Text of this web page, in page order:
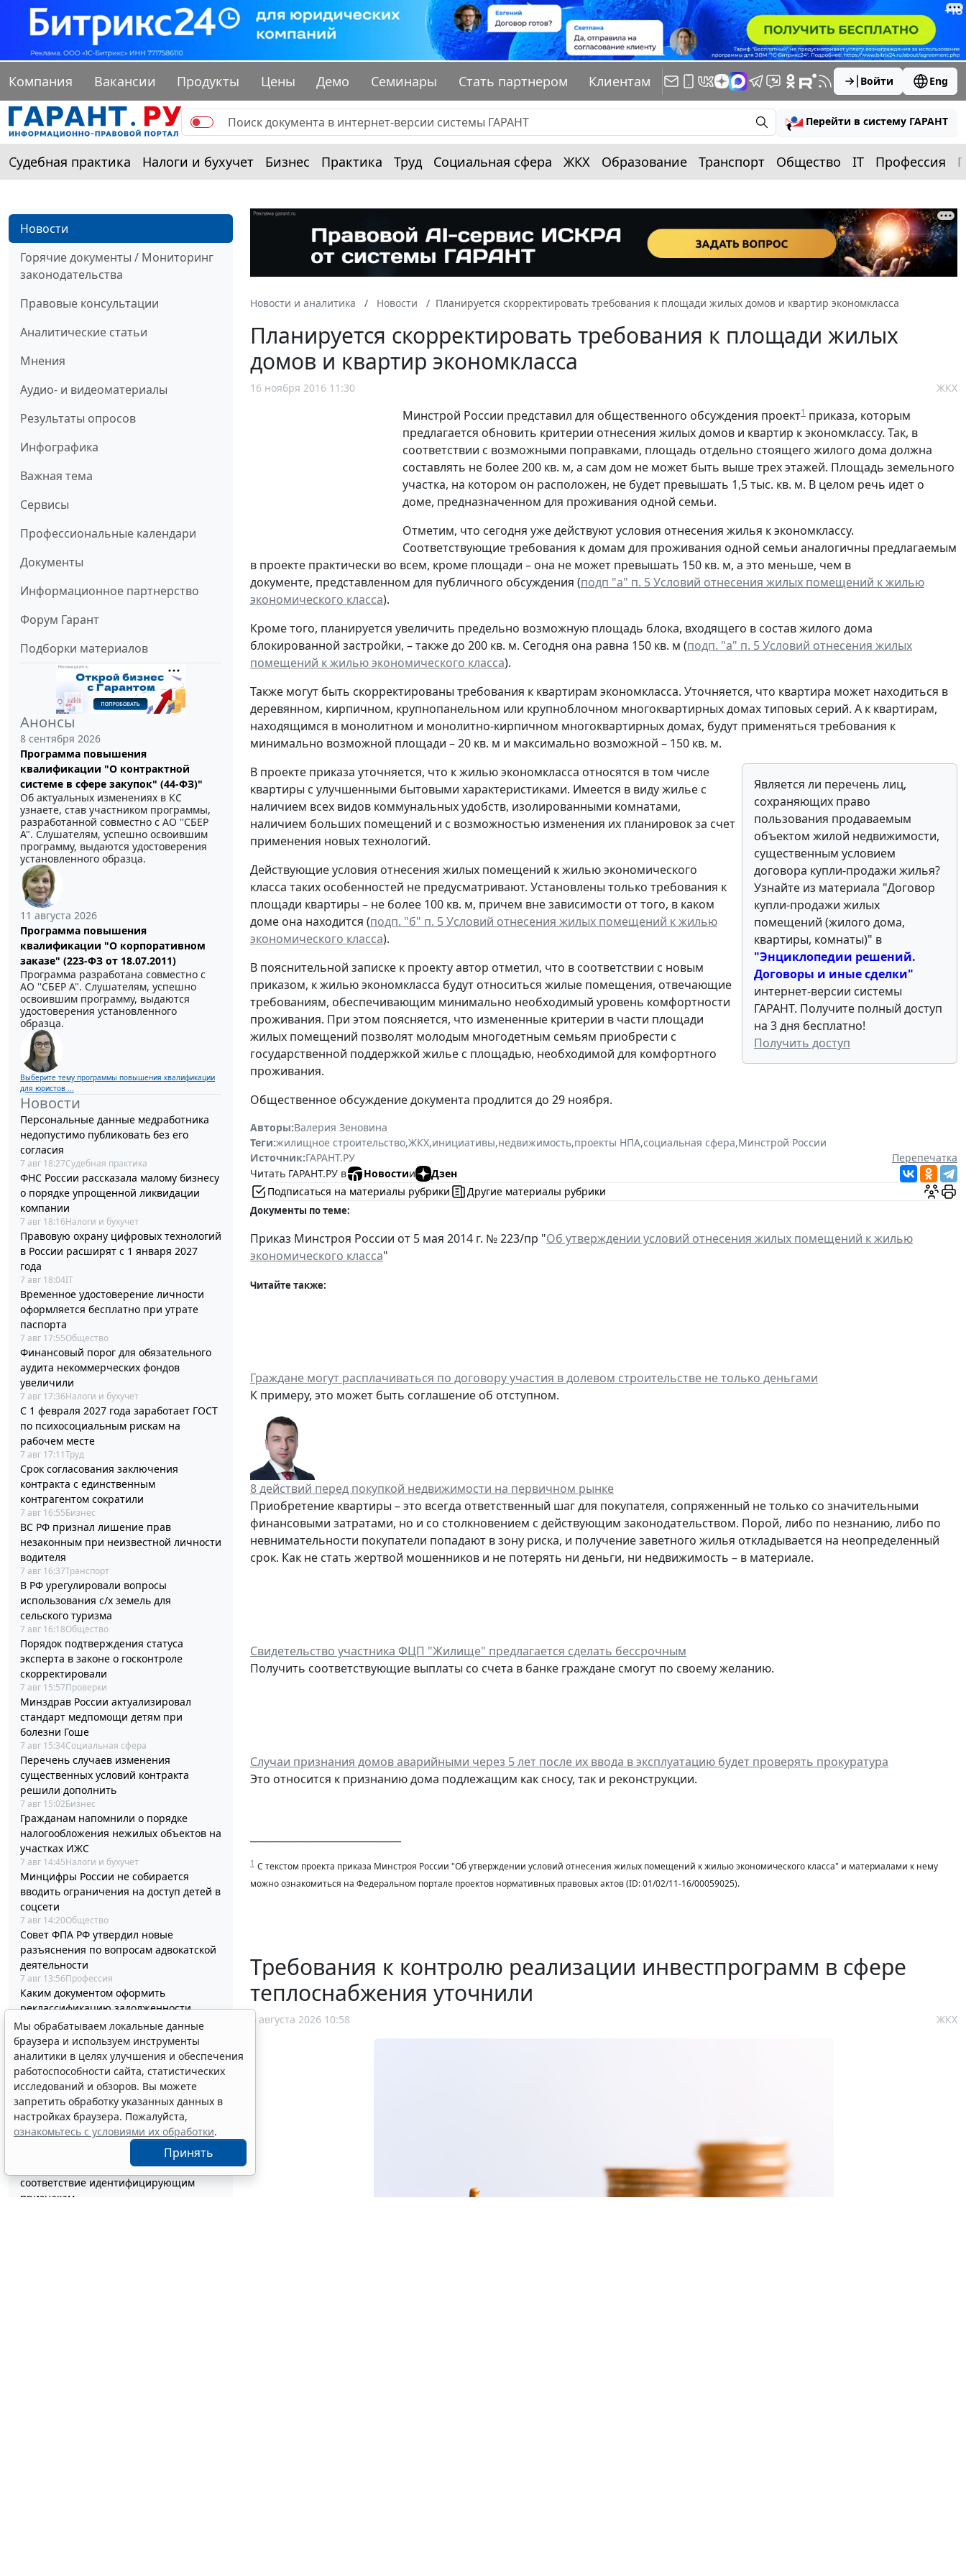
Компания Вакансии Продукты Цены Демо Семинары Стать партнером Клиентам Войти Eng
Перейти в систему ГАРАНТ
Судебная практика Налоги и бухучет Бизнес Практика Труд Социальная сфера ЖКХ Образование Транспорт Общество IT Профессия
Новости
Горячие документы / Мониторинг
законодательства
Правовые консультации
Аналитические статьи
Мнения
Аудио- и видеоматериалы
Результаты опросов
Инфографика
Важная тема
Сервисы
Профессиональные календари
Документы
Информационное партнерство
Форум Гарант
Подборки материалов
Анонсы
8 сентября 2026
Программа повышения
квалификации "О контрактной
системе в сфере закупок" (44-ФЗ)"
Об актуальных изменениях в КС
узнаете, став участником программы,
разработанной совместно с АО ''СБЕР
А". Слушателям, успешно освоившим
программу, выдаются удостоверения
установленного образца.
11 августа 2026
Программа повышения
квалификации "О корпоративном
заказе" (223-ФЗ от 18.07.2011)
Программа разработана совместно с
АО ''СБЕР А". Слушателям, успешно
освоившим программу, выдаются
удостоверения установленного
образца.
Выберите тему программы повышения квалификации
для юристов ...
Новости
Персональные данные медработника
недопустимо публиковать без его
согласия
7 авг 18:27Судебная практика
ФНС России рассказала малому бизнесу
о порядке упрощенной ликвидации
компании
7 авг 18:16Налоги и бухучет
Правовую охрану цифровых технологий
в России расширят с 1 января 2027
года
7 авг 18:04IT
Временное удостоверение личности
оформляется бесплатно при утрате
паспорта
7 авг 17:55Общество
Финансовый порог для обязательного
аудита некоммерческих фондов
увеличили
7 авг 17:36Налоги и бухучет
С 1 февраля 2027 года заработает ГОСТ
по психосоциальным рискам на
рабочем месте
7 авг 17:11Труд
Срок согласования заключения
контракта с единственным
контрагентом сократили
7 авг 16:55Бизнес
ВС РФ признал лишение прав
незаконным при неизвестной личности
водителя
7 авг 16:37Транспорт
В РФ урегулировали вопросы
использования с/х земель для
сельского туризма
7 авг 16:18Общество
Порядок подтверждения статуса
эксперта в законе о госконтроле
скорректировали
7 авг 15:57Проверки
Минздрав России актуализировал
стандарт медпомощи детям при
болезни Гоше
7 авг 15:34Социальная сфера
Перечень случаев изменения
существенных условий контракта
решили дополнить
7 авг 15:02Бизнес
Гражданам напомнили о порядке
налогообложения нежилых объектов на
участках ИЖС
7 авг 14:45Налоги и бухучет
Минцифры России не собирается
вводить ограничения на доступ детей в
соцсети
7 авг 14:20Общество
Совет ФПА РФ утвердил новые
разъяснения по вопросам адвокатской
деятельности
7 авг 13:56Профессия
Каким документом оформить
реклассификацию задолженности
подотчетного лица
7 авг 13:37Бюджетный учет
Определены особенности включения
частных медорганизаций в реестр
системы ОМС
7 авг 13:19 Социальная сфера
Спецрежим НПД вправе применять
несовершеннолетние в возрасте от 14
до 18 лет
При госрегистрации судна определят
соответствие идентифицирующим
признакам
Новости и аналитика Новости Планируется скорректировать требования к площади жилых домов и квартир экономкласса
Планируется скорректировать требования к площади жилых
домов и квартир экономкласса
16 ноября 2016 11:30 ЖКХ
Минстрой России представил для общественного обсуждения проект1 приказа, которым
предлагается обновить критерии отнесения жилых домов и квартир к экономклассу. Так, в
соответствии с возможными поправками, площадь отдельно стоящего жилого дома должна
составлять не более 200 кв. м, а сам дом не может быть выше трех этажей. Площадь земельного
участка, на котором он расположен, не будет превышать 1,5 тыс. кв. м. В целом речь идет о
доме, предназначенном для проживания одной семьи.
Отметим, что сегодня уже действуют условия отнесения жилья к экономклассу.
Соответствующие требования к домам для проживания одной семьи аналогичны предлагаемым
в проекте практически во всем, кроме площади – она не может превышать 150 кв. м, а это меньше, чем в
документе, представленном для публичного обсуждения (подп "а" п. 5 Условий отнесения жилых помещений к жилью
экономического класса).
Кроме того, планируется увеличить предельно возможную площадь блока, входящего в состав жилого дома
блокированной застройки, – также до 200 кв. м. Сегодня она равна 150 кв. м (подп. "а" п. 5 Условий отнесения жилых
помещений к жилью экономического класса).
Также могут быть скорректированы требования к квартирам экономкласса. Уточняется, что квартира может находиться в
деревянном, кирпичном, крупнопанельном или крупноблочном многоквартирных домах типовых серий. А к квартирам,
находящимся в монолитном и монолитно-кирпичном многоквартирных домах, будут применяться требования к
минимально возможной площади – 20 кв. м и максимально возможной – 150 кв. м.
Является ли перечень лиц,
сохраняющих право
пользования продаваемым
объектом жилой недвижимости,
существенным условием
договора купли-продажи жилья?
Узнайте из материала "Договор
купли-продажи жилых
помещений (жилого дома,
квартиры, комнаты)" в
"Энциклопедии решений.
Договоры и иные сделки"
интернет-версии системы
ГАРАНТ. Получите полный доступ
на 3 дня бесплатно!
Получить доступ
В проекте приказа уточняется, что к жилью экономкласса относятся в том числе
квартиры с улучшенными бытовыми характеристиками. Имеется в виду жилье с
наличием всех видов коммунальных удобств, изолированными комнатами,
наличием больших помещений и с возможностью изменения их планировок за счет
применения новых технологий.
Действующие условия отнесения жилых помещений к жилью экономического
класса таких особенностей не предусматривают. Установлены только требования к
площади квартиры – не более 100 кв. м, причем вне зависимости от того, в каком
доме она находится (подп. "б" п. 5 Условий отнесения жилых помещений к жилью
экономического класса).
В пояснительной записке к проекту автор отметил, что в соответствии с новым
приказом, к жилью экономкласса будут относиться жилые помещения, отвечающие
требованиям, обеспечивающим минимально необходимый уровень комфортности
проживания. При этом поясняется, что измененные критерии в части площади
жилых помещений позволят молодым многодетным семьям приобрести с
государственной поддержкой жилье с площадью, необходимой для комфортного
проживания.
Общественное обсуждение документа продлится до 29 ноября.
Авторы:Валерия Зеновина
Теги:жилищное строительство,ЖКХ,инициативы,недвижимость,проекты НПА,социальная сфера,Минстрой России
Источник:ГАРАНТ.РУ
Перепечатка
Читать ГАРАНТ.РУ в
Новостии
Дзен
Подписаться на материалы рубрики
Другие материалы рубрики
Документы по теме:
Приказ Минстроя России от 5 мая 2014 г. № 223/пр "Об утверждении условий отнесения жилых помещений к жилью
экономического класса"
Читайте также:
Граждане могут расплачиваться по договору участия в долевом строительстве не только деньгами
К примеру, это может быть соглашение об отступном.
8 действий перед покупкой недвижимости на первичном рынке
Приобретение квартиры – это всегда ответственный шаг для покупателя, сопряженный не только со значительными
финансовыми затратами, но и со столкновением с действующим законодательством. Порой, либо по незнанию, либо по
невнимательности покупатели попадают в зону риска, и получение заветного жилья откладывается на неопределенный
срок. Как не стать жертвой мошенников и не потерять ни деньги, ни недвижимость – в материале.
Свидетельство участника ФЦП "Жилище" предлагается сделать бессрочным
Получить соответствующие выплаты со счета в банке граждане смогут по своему желанию.
Случаи признания домов аварийными через 5 лет после их ввода в эксплуатацию будет проверять прокуратура
Это относится к признанию дома подлежащим как сносу, так и реконструкции.
1 С текстом проекта приказа Минстроя России "Об утверждении условий отнесения жилых помещений к жилью экономического класса" и материалами к нему
можно ознакомиться на Федеральном портале проектов нормативных правовых актов (ID: 01/02/11-16/00059025).
Требования к контролю реализации инвестпрограмм в сфере
теплоснабжения уточнили
4 августа 2026 10:58 ЖКХ
Мы обрабатываем локальные данные
браузера и используем инструменты
аналитики в целях улучшения и обеспечения
работоспособности сайта, статистических
исследований и обзоров. Вы можете
запретить обработку указанных данных в
настройках браузера. Пожалуйста,
ознакомьтесь с условиями их обработки.
Принять